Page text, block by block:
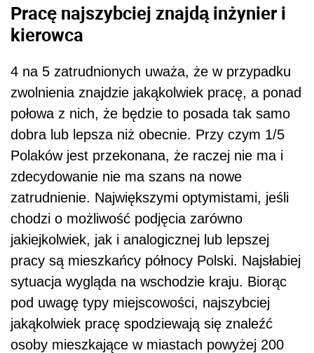
Pracę najszybciej znajdą inżynier i
kierowca
4 na 5 zatrudnionych uważa, że w przypadku
zwolnienia znajdzie jakąkolwiek pracę, a ponad
połowa z nich, że będzie to posada tak samo
dobra lub lepsza niż obecnie. Przy czym 1/5
Polaków jest przekonana, że raczej nie ma i
zdecydowanie nie ma szans na nowe
zatrudnienie. Największymi optymistami, jeśli
chodzi o możliwość podjęcia zarówno
jakiejkolwiek, jak i analogicznej lub lepszej
pracy są mieszkańcy północy Polski. Najsłabiej
sytuacja wygląda na wschodzie kraju. Biorąc
pod uwagę typy miejscowości, najszybciej
jakąkolwiek pracę spodziewają się znaleźć
osoby mieszkające w miastach powyżej 200